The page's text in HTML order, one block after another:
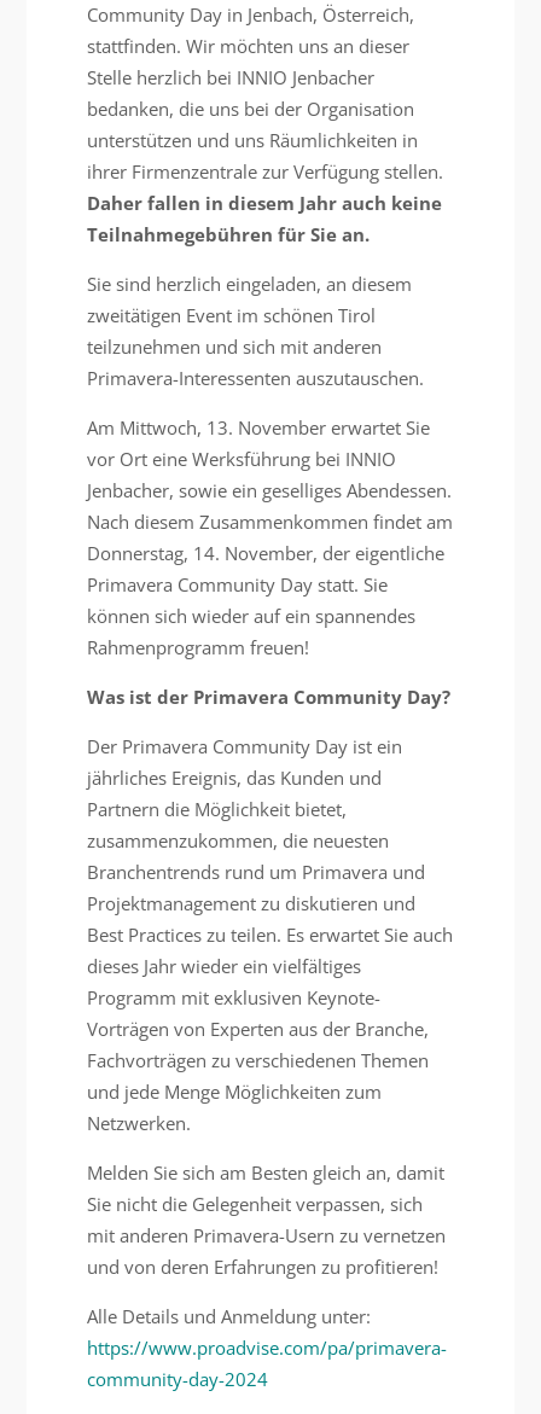
Community Day in Jenbach, Österreich,
stattfinden. Wir möchten uns an dieser
Stelle herzlich bei INNIO Jenbacher
bedanken, die uns bei der Organisation
unterstützen und uns Räumlichkeiten in
ihrer Firmenzentrale zur Verfügung stellen.
Daher fallen in diesem Jahr auch keine
Teilnahmegebühren für Sie an.
Sie sind herzlich eingeladen, an diesem
zweitätigen Event im schönen Tirol
teilzunehmen und sich mit anderen
Primavera-Interessenten auszutauschen.
Am Mittwoch, 13. November erwartet Sie
vor Ort eine Werksführung bei INNIO
Jenbacher, sowie ein geselliges Abendessen.
Nach diesem Zusammenkommen findet am
Donnerstag, 14. November, der eigentliche
Primavera Community Day statt. Sie
können sich wieder auf ein spannendes
Rahmenprogramm freuen!
Was ist der Primavera Community Day?
Der Primavera Community Day ist ein
jährliches Ereignis, das Kunden und
Partnern die Möglichkeit bietet,
zusammenzukommen, die neuesten
Branchentrends rund um Primavera und
Projektmanagement zu diskutieren und
Best Practices zu teilen. Es erwartet Sie auch
dieses Jahr wieder ein vielfältiges
Programm mit exklusiven Keynote-
Vorträgen von Experten aus der Branche,
Fachvorträgen zu verschiedenen Themen
und jede Menge Möglichkeiten zum
Netzwerken.
Melden Sie sich am Besten gleich an, damit
Sie nicht die Gelegenheit verpassen, sich
mit anderen Primavera-Usern zu vernetzen
und von deren Erfahrungen zu profitieren!
Alle Details und Anmeldung unter:
https://www.proadvise.com/pa/primavera-
community-day-2024